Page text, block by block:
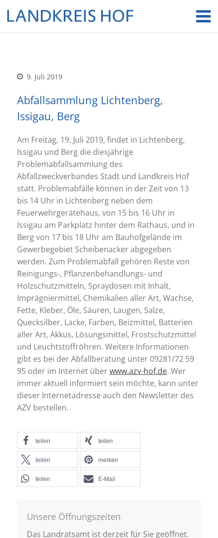
9. Juli 2019
Abfallsammlung Lichtenberg,
Issigau, Berg
Am Freitag, 19. Juli 2019, findet in Lichtenberg,
Issigau und Berg die diesjährige
Problemabfallsammlung des
Abfallzweckverbandes Stadt und Landkreis Hof
statt. Problemabfälle können in der Zeit von 13
bis 14 Uhr in Lichtenberg neben dem
Feuerwehrgerätehaus, von 15 bis 16 Uhr in
Issigau am Parkplatz hinter dem Rathaus, und in
Berg von 17 bis 18 Uhr am Bauhofgelände im
Gewerbegebiet Scheibenacker abgegeben
werden. Zum Problemabfall gehören Reste von
Reinigungs-, Pflanzenbehandlungs- und
Holzschutzmitteln, Spraydosen mit Inhalt,
Imprägniermittel, Chemikalien aller Art, Wachse,
Fette, Kleber, Öle, Säuren, Laugen, Salze,
Quecksilber, Lacke, Farben, Beizmittel, Batterien
aller Art, Akkus, Lösungsmittel, Frostschutzmittel
und Leuchtstoffröhren. Weitere Informationen
gibt es bei der Abfallberatung unter 09281/72 59
95 oder im Internet überwww.azv-hof.de. Wer
immer aktuell informiert sein möchte, kann unter
dieser Internetadresse auch den Newsletter des
AZV bestellen.
teilen teilen
teilen merken
teilen E-Mail
Unsere Öffnungszeiten
Das Landratsamt ist derzeit für Sie geöffnet.